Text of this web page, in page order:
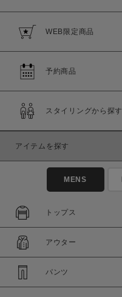
WEB限定商品
予約商品
スタイリングから探す
アイテムを探す
MENS
トップス
アウター
パンツ